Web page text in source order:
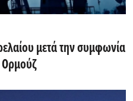
μετά την συμφωνία
Ορμούζ